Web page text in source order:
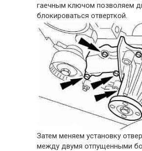
гаечным ключом позволяем
блокироваться отверткой.
Затем меняем установку
между двумя отпущенными